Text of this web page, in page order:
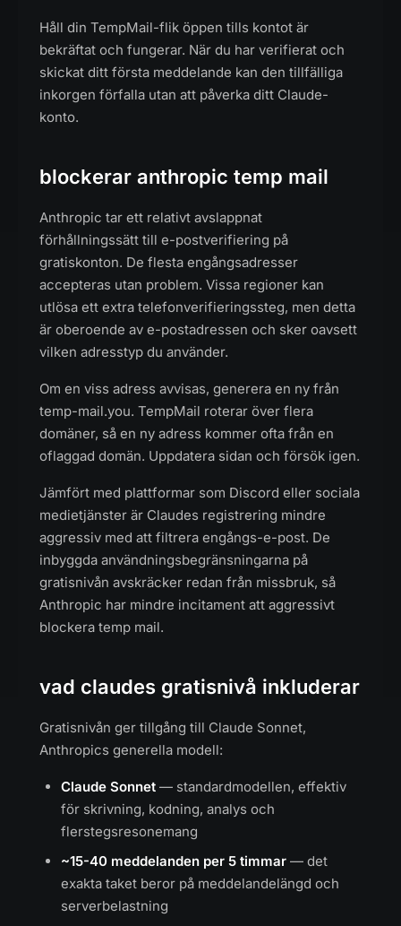
Håll din TempMail-flik öppen tills kontot är
bekräftat och fungerar. När du har verifierat och
skickat ditt första meddelande kan den tillfälliga
inkorgen förfalla utan att påverka ditt Claude-
konto.
blockerar anthropic temp mail
Anthropic tar ett relativt avslappnat
förhållningssätt till e-postverifiering på
gratiskonton. De flesta engångsadresser
accepteras utan problem. Vissa regioner kan
utlösa ett extra telefonverifieringssteg, men detta
är oberoende av e-postadressen och sker oavsett
vilken adresstyp du använder.
Om en viss adress avvisas, generera en ny från
temp-mail.you. TempMail roterar över flera
domäner, så en ny adress kommer ofta från en
oflaggad domän. Uppdatera sidan och försök igen.
Jämfört med plattformar som Discord eller sociala
medietjänster är Claudes registrering mindre
aggressiv med att filtrera engångs-e-post. De
inbyggda användningsbegränsningarna på
gratisnivån avskräcker redan från missbruk, så
Anthropic har mindre incitament att aggressivt
blockera temp mail.
vad claudes gratisnivå inkluderar
Gratisnivån ger tillgång till Claude Sonnet,
Anthropics generella modell:
Claude Sonnet — standardmodellen, effektiv
för skrivning, kodning, analys och
flerstegsresonemang
~15-40 meddelanden per 5 timmar — det
exakta taket beror på meddelandelängd och
serverbelastning